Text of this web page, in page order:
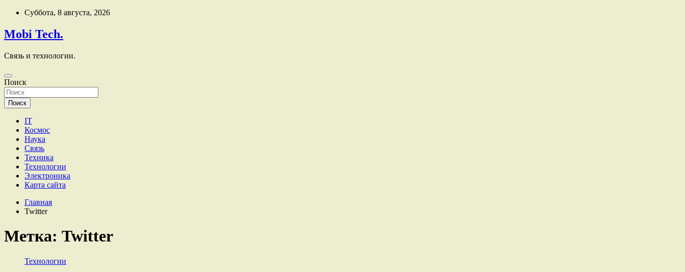
Перейти
содержимому
Суббота, 8 августа, 2026
Mobi Tech.
Связь и технологии.
Поиск
Поиск
IT
Космос
Наука
Связь
Техника
Технологии
Электроника
Карта сайта
Главная
Twitter
Метка: Twitter
Технологии